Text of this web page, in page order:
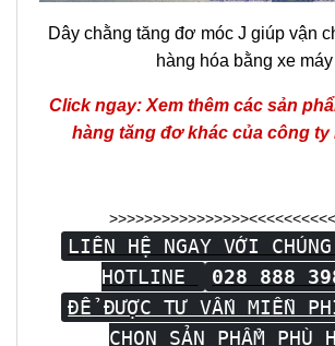
Dây chằng tăng đơ móc J giúp vận
hàng hóa bằng xe máy
Click ngay: Xem thêm các sản
hàng tăng đơ khác của công ty
LIÊN HỆ NGAY VỚI
HOTLINE
028 888
ĐỂ ĐƯỢC TƯ VẤN MIỄN
CHỌN SẢN PHẨM PHÙ